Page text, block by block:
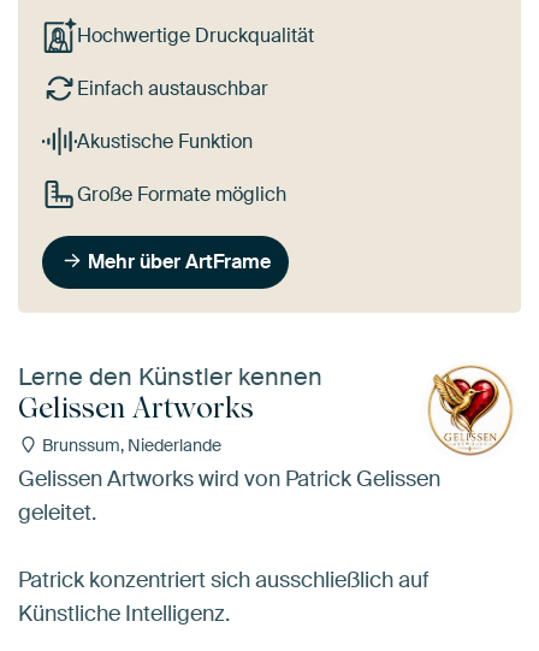
Hochwertige Druckqualität
Einfach austauschbar
Akustische Funktion
Große Formate möglich
Mehr über ArtFrame
Lerne den Künstler kennen
Gelissen Artworks
Brunssum, Niederlande
Gelissen Artworks wird von Patrick Gelissen
geleitet.
Patrick konzentriert sich ausschließlich auf
Künstliche Intelligenz.